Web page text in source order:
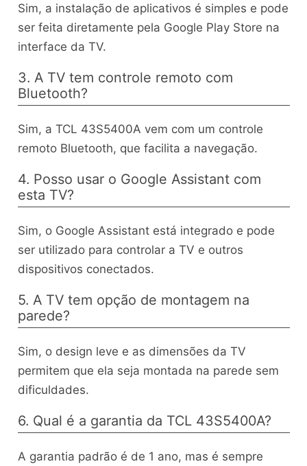
Sim, a instalação de aplicativos é simples e pode
ser feita diretamente pela Google Play Store na
interface da TV.
3. A TV tem controle remoto com
Bluetooth?
Sim, a TCL 43S5400A vem com um controle
remoto Bluetooth, que facilita a navegação.
4. Posso usar o Google Assistant com
esta TV?
Sim, o Google Assistant está integrado e pode
ser utilizado para controlar a TV e outros
dispositivos conectados.
5. A TV tem opção de montagem na
parede?
Sim, o design leve e as dimensões da TV
permitem que ela seja montada na parede sem
dificuldades.
6. Qual é a garantia da TCL 43S5400A?
A garantia padrão é de 1 ano, mas é sempre